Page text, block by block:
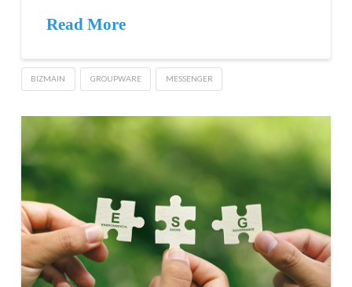
Read More
BIZMAIN GROUPWARE MESSENGER